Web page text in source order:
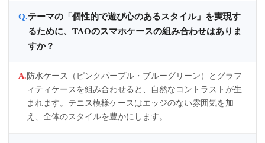
テーマの「個性的で遊び心のあるスタイル」を実現す
るために、TAOのスマホケースの組み合わせはありま
すか？
防水ケース（ピンクパープル・ブルーグリーン）とグラフ
ィティケースを組み合わせると、自然なコントラストが生
まれます。テニス模様ケースはエッジのない雰囲気を加
え、全体のスタイルを豊かにします。